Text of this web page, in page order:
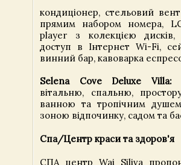
кондиціонер, стельовий
прямим набором номера,
player з колекцією дисків,
доступ в Інтернет Wi-Fi,
винний бар, кавоварка
Selena Cove Deluxe Villa:
вітальню, спальню,
ванною та тропічним
зоною відпочинку, садом та
Спа/Центр краси та здоров'я
СПА центр Wai Siliva